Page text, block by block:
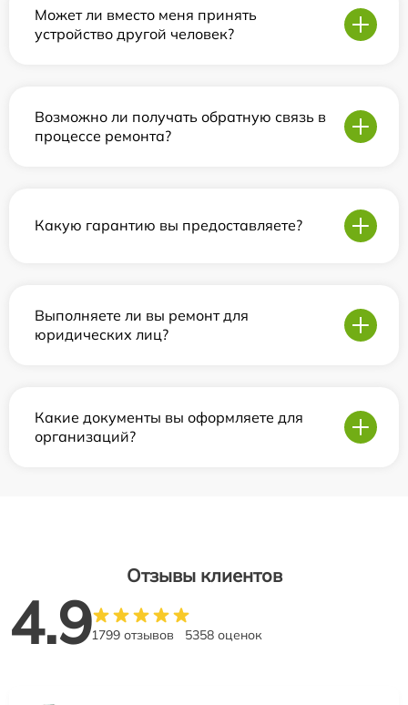
Может ли вместо меня принять
устройство другой человек?
Возможно ли получать обратную связь в
процессе ремонта?
Какую гарантию вы предоставляете?
Выполняете ли вы ремонт для
юридических лиц?
Какие документы вы оформляете для
организаций?
Отзывы клиентов
4.91799 отзывов 5358 оценок